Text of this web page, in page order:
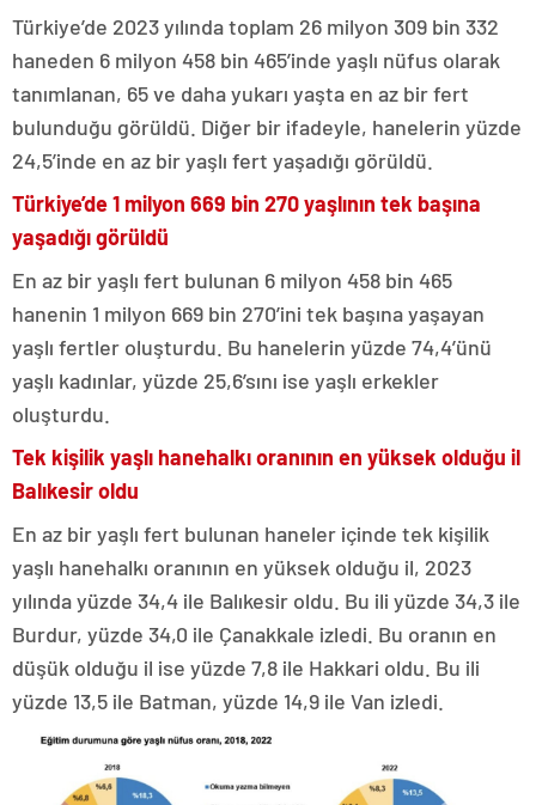
Türkiye’de 2023 yılında toplam 26 milyon 309 bin 332
haneden 6 milyon 458 bin 465’inde yaşlı nüfus olarak
tanımlanan, 65 ve daha yukarı yaşta en az bir fert
bulunduğu görüldü. Diğer bir ifadeyle, hanelerin yüzde
24,5’inde en az bir yaşlı fert yaşadığı görüldü.
Türkiye’de 1 milyon 669 bin 270 yaşlının tek başına
yaşadığı görüldü
En az bir yaşlı fert bulunan 6 milyon 458 bin 465
hanenin 1 milyon 669 bin 270’ini tek başına yaşayan
yaşlı fertler oluşturdu. Bu hanelerin yüzde 74,4’ünü
yaşlı kadınlar, yüzde 25,6’sını ise yaşlı erkekler
oluşturdu.
Tek kişilik yaşlı hanehalkı oranının en yüksek olduğu il
Balıkesir oldu
En az bir yaşlı fert bulunan haneler içinde tek kişilik
yaşlı hanehalkı oranının en yüksek olduğu il, 2023
yılında yüzde 34,4 ile Balıkesir oldu. Bu ili yüzde 34,3 ile
Burdur, yüzde 34,0 ile Çanakkale izledi. Bu oranın en
düşük olduğu il ise yüzde 7,8 ile Hakkari oldu. Bu ili
yüzde 13,5 ile Batman, yüzde 14,9 ile Van izledi.